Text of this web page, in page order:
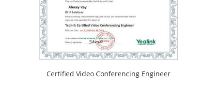
Certified Video Conferencing Engineer